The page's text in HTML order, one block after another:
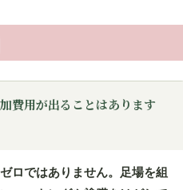
費用が出ることはあります
ロではありません。足場を組